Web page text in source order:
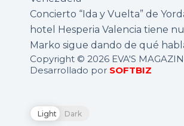
Concierto “Ida y Vuelta” de
hotel Hesperia Valencia tiene
Marko sigue dando de qué
Copyright © 2026 EVA'S
Desarrollado por SOFTBIZ
Light Dark